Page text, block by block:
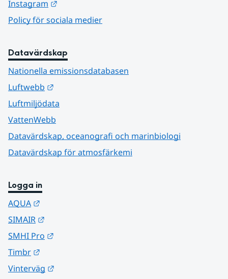
Instagram
Policy för sociala medier
Datavärdskap
Nationella emissionsdatabasen
Luftwebb
Luftmiljödata
VattenWebb
Datavärdskap, oceanografi och marinbiologi
Datavärdskap för atmosfärkemi
Logga in
AQUA
SIMAIR
SMHI Pro
Timbr
Vinterväg